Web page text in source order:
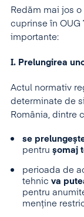
Redăm mai jos
cuprinse în OUG
importante:
I. Prelungirea
Actul normativ
determinate de
România, dintre
se
pentru șomaj
perioada de
tehnic va
pentru
menține